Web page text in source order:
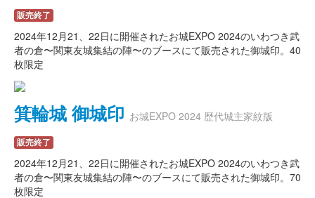
販売終了
2024年12月21、22日に開催されたお城EXPO 2024のいわつき武
者の倉〜関東友城集結の陣〜のブースにて販売された御城印。40
枚限定
箕輪城 御城印 お城EXPO 2024 歴代城主家紋版
販売終了
2024年12月21、22日に開催されたお城EXPO 2024のいわつき武
者の倉〜関東友城集結の陣〜のブースにて販売された御城印。70
枚限定